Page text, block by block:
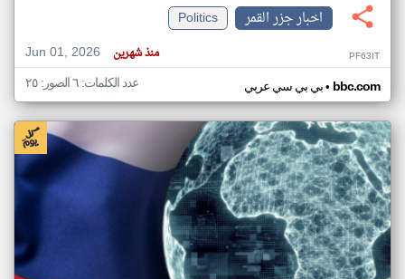
اخبار جزر القمر
Politics
Jun 01, 2026
منذ شهرين PF63IT
بي بي سي عربي• bbc.com عدد الكلمات: ٦ الصور: ٢٥